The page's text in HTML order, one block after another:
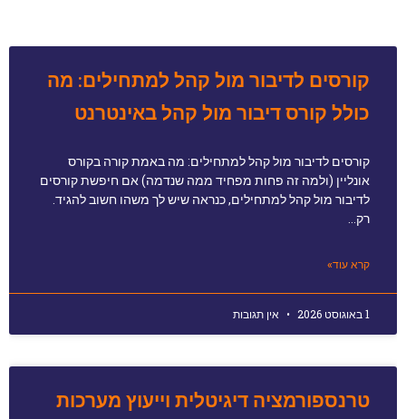
קורסים לדיבור מול קהל למתחילים: מה
כולל קורס דיבור מול קהל באינטרנט
קורסים לדיבור מול קהל למתחילים: מה באמת קורה בקורס
אונליין (ולמה זה פחות מפחיד ממה שנדמה) אם חיפשת קורסים
לדיבור מול קהל למתחילים, כנראה שיש לך משהו חשוב להגיד.
רק…
קרא עוד»
1 באוגוסט 2026 אין תגובות
טרנספורמציה דיגיטלית וייעוץ מערכות